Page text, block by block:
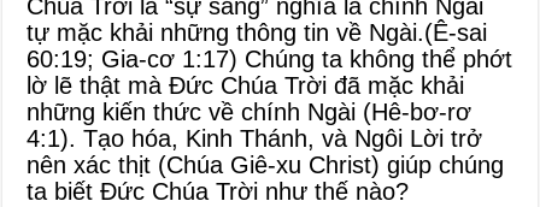
Chúa Trời là “sự sáng” nghĩa là chính Ngài
tự mặc khải những thông tin về Ngài.(Ê-sai
60:19; Gia-cơ 1:17) Chúng ta không thể phớt
lờ lẽ thật mà Đức Chúa Trời đã mặc khải
những kiến thức về chính Ngài (Hê-bơ-rơ
4:1). Tạo hóa, Kinh Thánh, và Ngôi Lời trở
nên xác thịt (Chúa Giê-xu Christ) giúp chúng
ta biết Đức Chúa Trời như thế nào?